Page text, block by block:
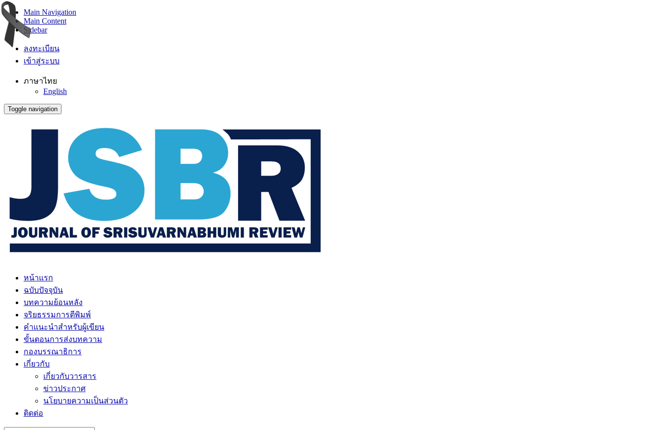
Main Navigation
Main Content
Sidebar
ลงทะเบียน
เข้าสู่ระบบ
ภาษาไทย
English
Toggle navigation
หน้าแรก
ฉบับปัจจุบัน
บทความย้อนหลัง
จริยธรรมการตีพิมพ์
คำแนะนำสำหรับผู้เขียน
ขั้นตอนการส่งบทความ
กองบรรณาธิการ
เกี่ยวกับ
เกี่ยวกับวารสาร
ข่าวประกาศ
นโยบายความเป็นส่วนตัว
ติดต่อ